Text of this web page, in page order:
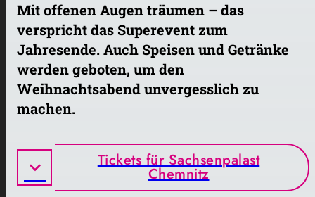
Mit offenen Augen träumen – das
verspricht das Superevent zum
Jahresende. Auch Speisen und Getränke
werden geboten, um den
Weihnachtsabend unvergesslich zu
machen.
Tickets für Sachsenpalast
Chemnitz